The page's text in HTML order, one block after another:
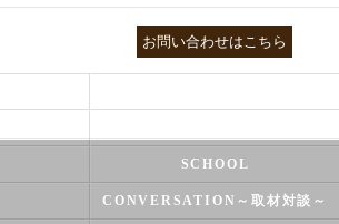
お問い合わせはこちら
SCHOOL
CONVERSATION～取材対談～